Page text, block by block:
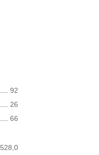
92
26
66
528,0